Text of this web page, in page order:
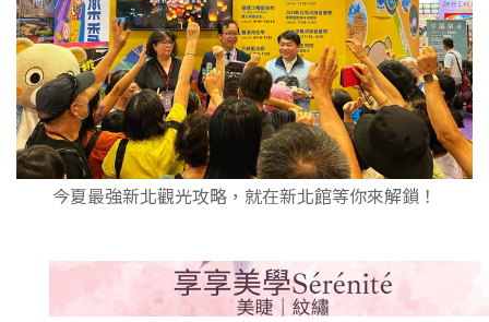
今夏最強新北觀光攻略，就在新北館等你來解鎖！